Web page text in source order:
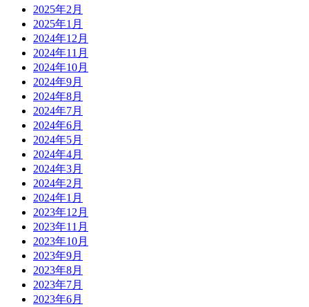
2025年2月
2025年1月
2024年12月
2024年11月
2024年10月
2024年9月
2024年8月
2024年7月
2024年6月
2024年5月
2024年4月
2024年3月
2024年2月
2024年1月
2023年12月
2023年11月
2023年10月
2023年9月
2023年8月
2023年7月
2023年6月